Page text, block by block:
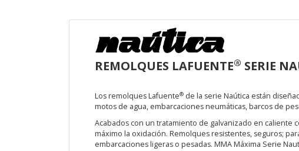
REMOLQUES LAFUENTE® SERIE
Los remolques Lafuente®de la serie Naútica están
motos de agua, embarcaciones neumáticas, barcos de
Acabados con un tratamiento de galvanizado en caliente
máximo la oxidación. Remolques resistentes, seguros;
embarcaciones ligeras o pesadas. MMA Máxima Serie